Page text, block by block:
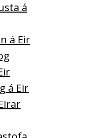
á
á Eir
á Eir